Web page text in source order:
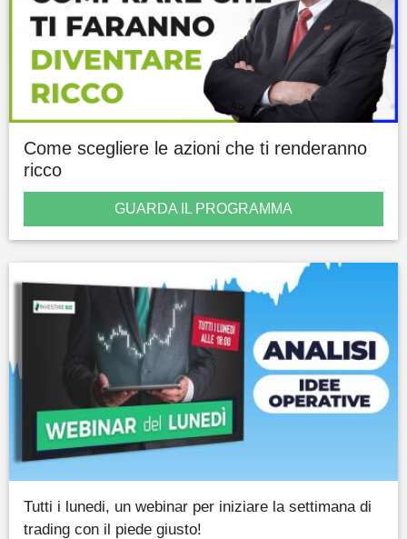
Come scegliere le azioni che ti renderanno
ricco
GUARDA IL PROGRAMMA
Tutti i lunedi, un webinar per iniziare la settimana di
trading con il piede giusto!